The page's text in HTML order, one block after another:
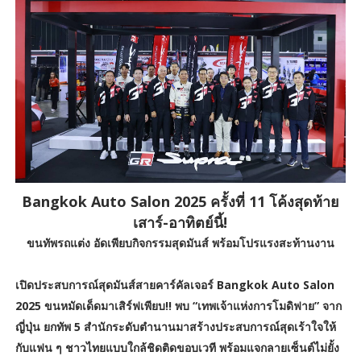
Bangkok Auto Salon 2025 ครั้งที่ 11 โค้งสุดท้าย
เสาร์-อาทิตย์นี้!
ขนทัพรถแต่ง อัดเพียบกิจกรรมสุดมันส์ พร้อมโปรแรงสะท้านงาน
เปิดประสบการณ์สุดมันส์สายคาร์คัลเจอร์ Bangkok Auto Salon
2025 ขนหมัดเด็ดมาเสิร์ฟเพียบ!! พบ “เทพเจ้าแห่งการโมดิฟาย” จาก
ญี่ปุ่น ยกทัพ 5 สำนักระดับตำนานมาสร้างประสบการณ์สุดเร้าใจให้
กับแฟน ๆ ชาวไทยแบบใกล้ชิดติดขอบเวที พร้อมแจกลายเซ็นต์ไม่ยั้ง